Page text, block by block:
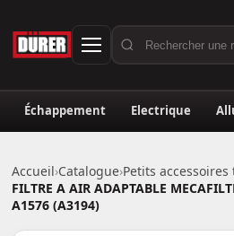
Échappement Electrique
Accueil›Catalogue›Petits
FILTRE A AIR ADAPTABLE
A1576 (A3194)